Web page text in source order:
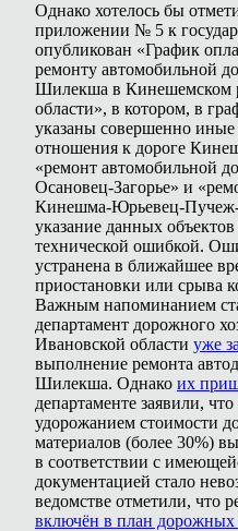
Однако хотелось бы
приложении № 5 к
опубликован «График
ремонту автомобильной
Шилекша в Кинешемском
области», в котором, в
указаны совершенно
отношения к дороге
«ремонт автомобильной
Осановец-Загорье» и
Кинешма-Юрьевец-Пучеж-
указание данных
технической ошибкой.
устранена в ближайшее
приостановки или срыва
Важным напоминанием
департамент дорожного
Ивановской области уже
выполнение ремонта
Шилекша. Однако их
департаменте заявили,
удорожанием стоимости
материалов (более 30%)
в соответствии с
документацией стало
ведомстве отметили, что
включён в план дорожных